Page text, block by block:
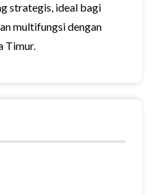
strategis, ideal bagi
multifungsi dengan
Timur.